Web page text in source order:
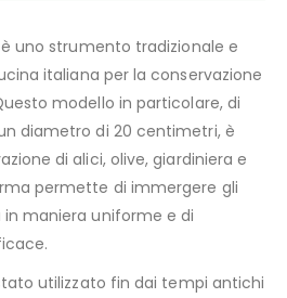
uno strumento tradizionale e
italiana per la conservazione
modello in particolare, di
diametro di 20 centimetri, è
di alici, olive, giardiniera e
permette di immergere gli
maniera uniforme e di
utilizzato fin dai tempi antichi